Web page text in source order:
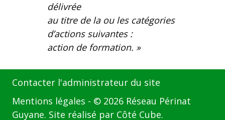
délivrée
au titre de la ou les catégories
d’actions suivantes :
action de formation. »
Contacter l'administrateur du site
Mentions légales - © 2026 Réseau Périnat
Guyane. Site réalisé par Côté Cube.